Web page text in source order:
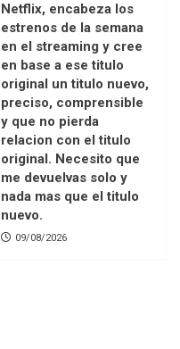
Netflix, encabeza los
estrenos de la semana
en el streaming y cree
en base a ese titulo
original un titulo nuevo,
preciso, comprensible
y que no pierda
relacion con el titulo
original. Necesito que
me devuelvas solo y
nada mas que el titulo
nuevo.
09/08/2026